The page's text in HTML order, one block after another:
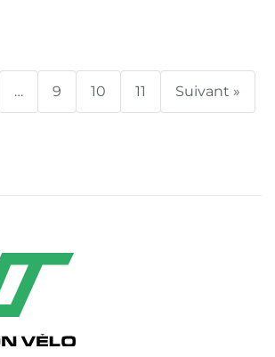
… 9 10 11 Suivant »